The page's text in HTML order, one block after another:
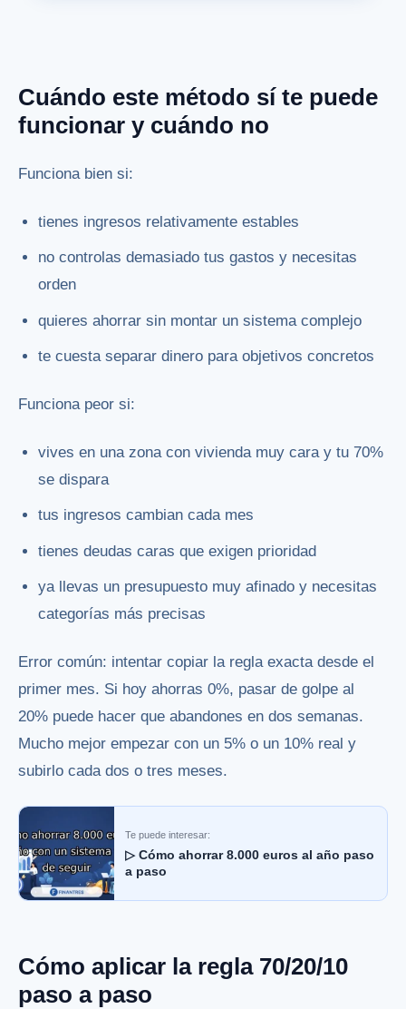
Cuándo este método sí te puede
funcionar y cuándo no
Funciona bien si:
tienes ingresos relativamente estables
no controlas demasiado tus gastos y necesitas
orden
quieres ahorrar sin montar un sistema complejo
te cuesta separar dinero para objetivos concretos
Funciona peor si:
vives en una zona con vivienda muy cara y tu 70%
se dispara
tus ingresos cambian cada mes
tienes deudas caras que exigen prioridad
ya llevas un presupuesto muy afinado y necesitas
categorías más precisas
Error común: intentar copiar la regla exacta desde el
primer mes. Si hoy ahorras 0%, pasar de golpe al
20% puede hacer que abandones en dos semanas.
Mucho mejor empezar con un 5% o un 10% real y
subirlo cada dos o tres meses.
Te puede interesar:
▷ Cómo ahorrar 8.000 euros al año paso
a paso
Cómo aplicar la regla 70/20/10
paso a paso